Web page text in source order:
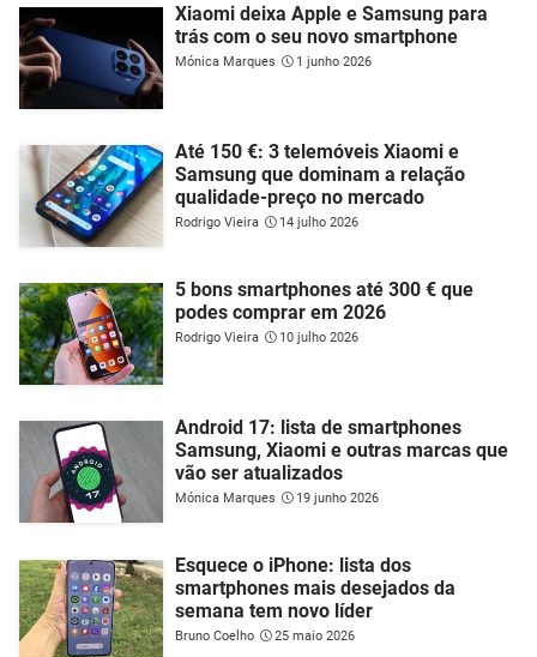
Xiaomi deixa Apple e Samsung para
trás com o seu novo smartphone
Mónica Marques 1 junho 2026
Até 150 €: 3 telemóveis Xiaomi e
Samsung que dominam a relação
qualidade-preço no mercado
Rodrigo Vieira 14 julho 2026
5 bons smartphones até 300 € que
podes comprar em 2026
Rodrigo Vieira 10 julho 2026
Android 17: lista de smartphones
Samsung, Xiaomi e outras marcas que
vão ser atualizados
Mónica Marques 19 junho 2026
Esquece o iPhone: lista dos
smartphones mais desejados da
semana tem novo líder
Bruno Coelho 25 maio 2026